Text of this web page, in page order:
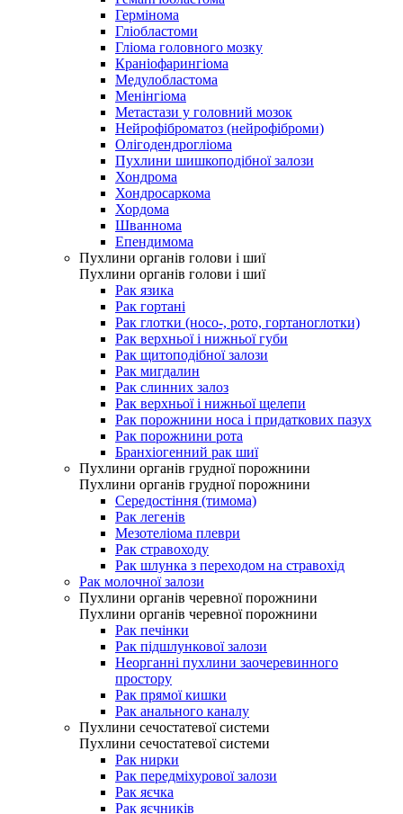
Гермінома
Гліобластоми
Гліома головного мозку
Краніофарингіома
Медулобластома
Менінгіома
Метастази у головний мозок
Нейрофіброматоз (нейрофіброми)
Олігодендрогліома
Пухлини шишкоподібної залози
Хондрома
Хондросаркома
Хордома
Шваннома
Епендимома
Пухлини органів голови і шиї
Пухлини органів голови і шиї
Рак язика
Рак гортані
Рак глотки (носо-, рото, гортаноглотки)
Рак верхньої і нижньої губи
Рак щитоподібної залози
Рак мигдалин
Рак слинних залоз
Рак верхньої і нижньої щелепи
Рак порожнини носа і придаткових пазух
Рак порожнини рота
Бранхіогенний рак шиї
Пухлини органів грудної порожнини
Пухлини органів грудної порожнини
Середостіння (тимома)
Рак легенів
Мезотеліома плеври
Рак стравоходу
Рак шлунка з переходом на стравохід
Рак молочної залози
Пухлини органів черевної порожнини
Пухлини органів черевної порожнини
Рак печінки
Рак підшлункової залози
Неорганні пухлини заочеревинного
простору
Рак прямої кишки
Рак анального каналу
Пухлини сечостатевої системи
Пухлини сечостатевої системи
Рак нирки
Рак передміхурової залози
Рак яєчка
Рак яєчників